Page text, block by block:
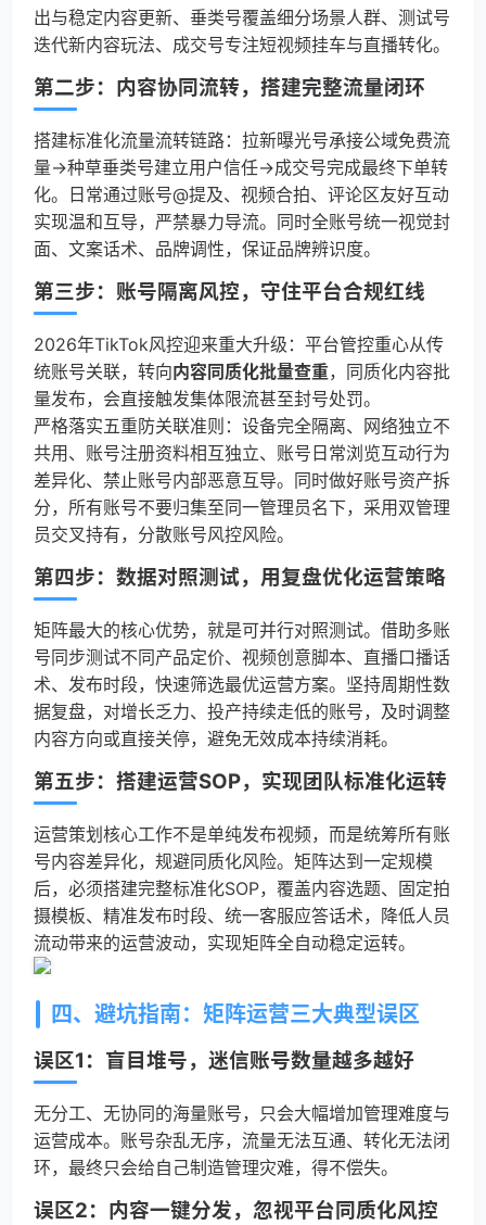
出与稳定内容更新、垂类号覆盖细分场景人群、测试号
迭代新内容玩法、成交号专注短视频挂车与直播转化。
第二步：内容协同流转，搭建完整流量闭环
搭建标准化流量流转链路：拉新曝光号承接公域免费流
量→种草垂类号建立用户信任→成交号完成最终下单转
化。日常通过账号@提及、视频合拍、评论区友好互动
实现温和互导，严禁暴力导流。同时全账号统一视觉封
面、文案话术、品牌调性，保证品牌辨识度。
第三步：账号隔离风控，守住平台合规红线
2026年TikTok风控迎来重大升级：平台管控重心从传
统账号关联，转向内容同质化批量查重，同质化内容批
量发布，会直接触发集体限流甚至封号处罚。
严格落实五重防关联准则：设备完全隔离、网络独立不
共用、账号注册资料相互独立、账号日常浏览互动行为
差异化、禁止账号内部恶意互导。同时做好账号资产拆
分，所有账号不要归集至同一管理员名下，采用双管理
员交叉持有，分散账号风控风险。
第四步：数据对照测试，用复盘优化运营策略
矩阵最大的核心优势，就是可并行对照测试。借助多账
号同步测试不同产品定价、视频创意脚本、直播口播话
术、发布时段，快速筛选最优运营方案。坚持周期性数
据复盘，对增长乏力、投产持续走低的账号，及时调整
内容方向或直接关停，避免无效成本持续消耗。
第五步：搭建运营SOP，实现团队标准化运转
运营策划核心工作不是单纯发布视频，而是统筹所有账
号内容差异化，规避同质化风险。矩阵达到一定规模
后，必须搭建完整标准化SOP，覆盖内容选题、固定拍
摄模板、精准发布时段、统一客服应答话术，降低人员
流动带来的运营波动，实现矩阵全自动稳定运转。
四、避坑指南：矩阵运营三大典型误区
误区1：盲目堆号，迷信账号数量越多越好
无分工、无协同的海量账号，只会大幅增加管理难度与
运营成本。账号杂乱无序，流量无法互通、转化无法闭
环，最终只会给自己制造管理灾难，得不偿失。
误区2：内容一键分发，忽视平台同质化风控